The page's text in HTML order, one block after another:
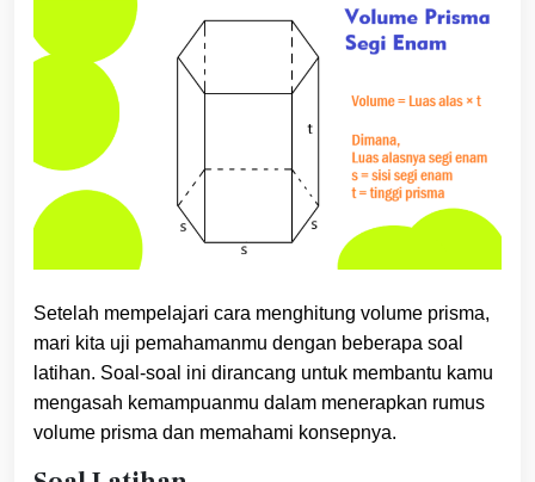
Setelah mempelajari cara menghitung volume prisma,
mari kita uji pemahamanmu dengan beberapa soal
latihan. Soal-soal ini dirancang untuk membantu kamu
mengasah kemampuanmu dalam menerapkan rumus
volume prisma dan memahami konsepnya.